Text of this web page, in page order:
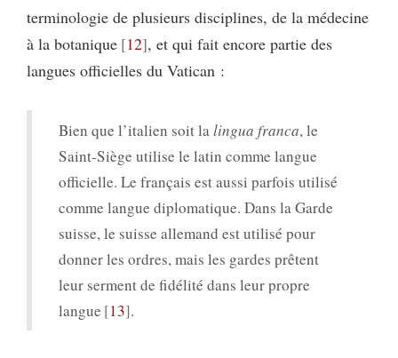
terminologie de plusieurs disciplines, de la médecine
à la botanique 12 , et qui fait encore partie des
langues officielles du Vatican :
Bien que l’italien soit lalingua franca, le
Saint-Siège utilise le latin comme langue
officielle. Le français est aussi parfois utilisé
comme langue diplomatique. Dans la Garde
suisse, le suisse allemand est utilisé pour
donner les ordres, mais les gardes prêtent
leur serment de fidélité dans leur propre
langue 13 .